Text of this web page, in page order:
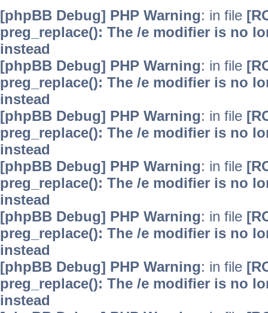
[phpBB Debug] PHP Warning: in file
preg_replace(): The /e modifier is no
instead
[phpBB Debug] PHP Warning: in file
preg_replace(): The /e modifier is no
instead
[phpBB Debug] PHP Warning: in file
preg_replace(): The /e modifier is no
instead
[phpBB Debug] PHP Warning: in file
preg_replace(): The /e modifier is no
instead
[phpBB Debug] PHP Warning: in file
preg_replace(): The /e modifier is no
instead
[phpBB Debug] PHP Warning: in file
preg_replace(): The /e modifier is no
instead